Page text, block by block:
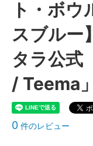
ト・ボ
スブルー
タラ公式
/ Teema」
0 件のレビュー